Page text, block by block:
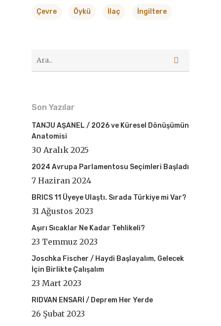
Çevre Öykü İlaç İngiltere
Son Yazılar
TANJU AŞANEL / 2026 ve Küresel Dönüşümün
Anatomisi
30 Aralık 2025
2024 Avrupa Parlamentosu Seçimleri Başladı
7 Haziran 2024
BRICS 11 Üyeye Ulaştı. Sırada Türkiye mi Var?
31 Ağustos 2023
Aşırı Sıcaklar Ne Kadar Tehlikeli?
23 Temmuz 2023
Joschka Fischer / Haydi Başlayalım, Gelecek
İçin Birlikte Çalışalım
23 Mart 2023
RIDVAN ENSARİ / Deprem Her Yerde
26 Şubat 2023